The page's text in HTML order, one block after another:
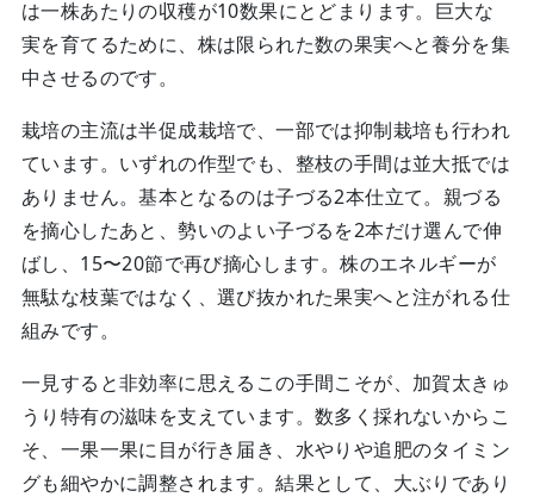
は一株あたりの収穫が10数果にとどまります。巨大な
実を育てるために、株は限られた数の果実へと養分を集
中させるのです。
栽培の主流は半促成栽培で、一部では抑制栽培も行われ
ています。いずれの作型でも、整枝の手間は並大抵では
ありません。基本となるのは子づる2本仕立て。親づる
を摘心したあと、勢いのよい子づるを2本だけ選んで伸
ばし、15〜20節で再び摘心します。株のエネルギーが
無駄な枝葉ではなく、選び抜かれた果実へと注がれる仕
組みです。
一見すると非効率に思えるこの手間こそが、加賀太きゅ
うり特有の滋味を支えています。数多く採れないからこ
そ、一果一果に目が行き届き、水やりや追肥のタイミン
グも細やかに調整されます。結果として、大ぶりであり